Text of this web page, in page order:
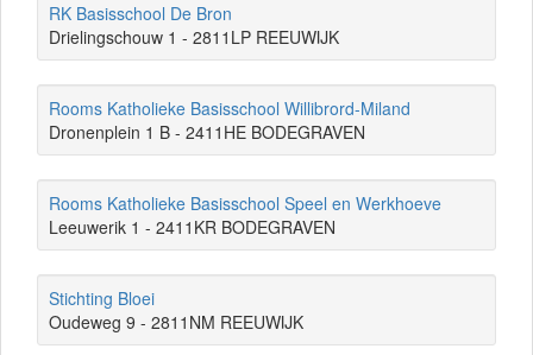
RK Basisschool De Bron
Drielingschouw 1 - 2811LP REEUWIJK
Rooms Katholieke Basisschool Willibrord-Miland
Dronenplein 1 B - 2411HE BODEGRAVEN
Rooms Katholieke Basisschool Speel en Werkhoeve
Leeuwerik 1 - 2411KR BODEGRAVEN
Stichting Bloei
Oudeweg 9 - 2811NM REEUWIJK